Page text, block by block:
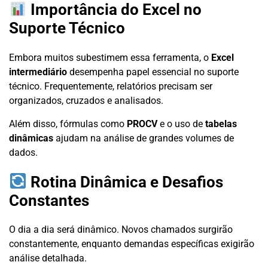
Importância do Excel no
Suporte Técnico
Embora muitos subestimem essa ferramenta, o Excel
intermediário desempenha papel essencial no suporte
técnico. Frequentemente, relatórios precisam ser
organizados, cruzados e analisados.
Além disso, fórmulas como PROCVe o uso de tabelas
dinâmicas ajudam na análise de grandes volumes de
dados.
Rotina Dinâmica e Desafios
Constantes
O dia a dia será dinâmico. Novos chamados surgirão
constantemente, enquanto demandas específicas exigirão
análise detalhada.